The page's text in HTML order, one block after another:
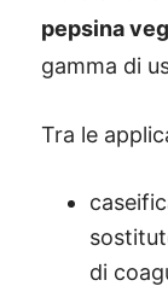
pepsina
gamma di
Tra le
di